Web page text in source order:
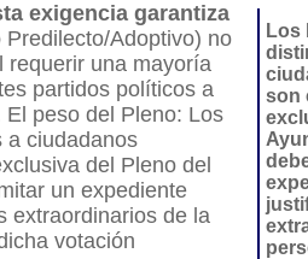
Los
son
exigencia garantiza
Predilecto/Adoptivo) no
requerir una mayoría
partidos políticos a
peso del Pleno: Los
a ciudadanos
del Pleno del
un expediente
extraordinarios de la
votación